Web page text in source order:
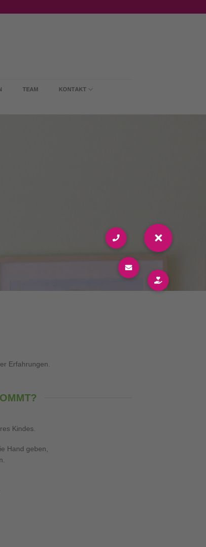
TEAM KONTAKT
Erfahrungen.
Kindes.
Hand geben,